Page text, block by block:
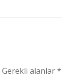
Gerekli alanlar*